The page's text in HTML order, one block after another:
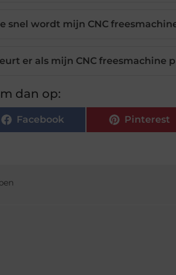
snel wordt mijn CNC
er als mijn CNC freesmachine
dan op:
Facebook Pinterest